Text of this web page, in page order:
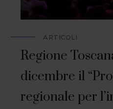
ARTICOLI
Regione
dicembre il
regionale per